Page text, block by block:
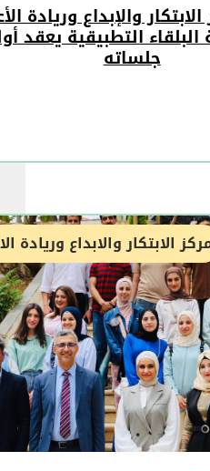
والإبداع وريادة
التطبيقية يعقد
جلساته
الابتكار والابداع وريادة